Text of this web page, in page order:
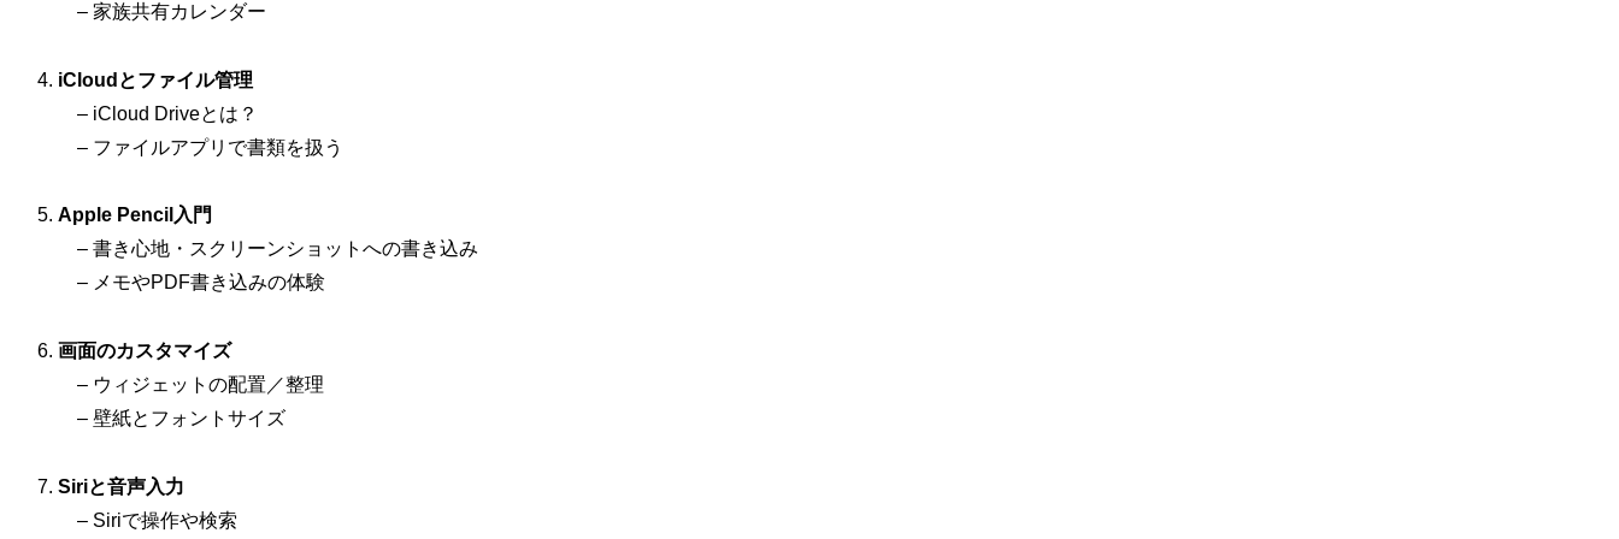
– 家族共有カレンダー
iCloudとファイル管理
– iCloud Driveとは？
– ファイルアプリで書類を扱う
Apple Pencil入門
– 書き心地・スクリーンショットへの書き込み
– メモやPDF書き込みの体験
画面のカスタマイズ
– ウィジェットの配置／整理
– 壁紙とフォントサイズ
Siriと音声入力
– Siriで操作や検索